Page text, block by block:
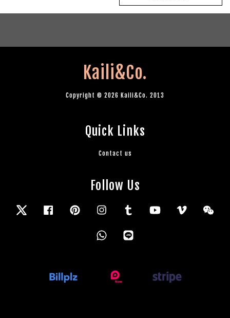
Kaili&Co.
Copyright © 2026 Kaili&Co. 2013
Quick Links
Contact us
Follow Us
Twitter Facebook Pinterest Instagram Tumblr YouTube Vimeo
Whatsapp